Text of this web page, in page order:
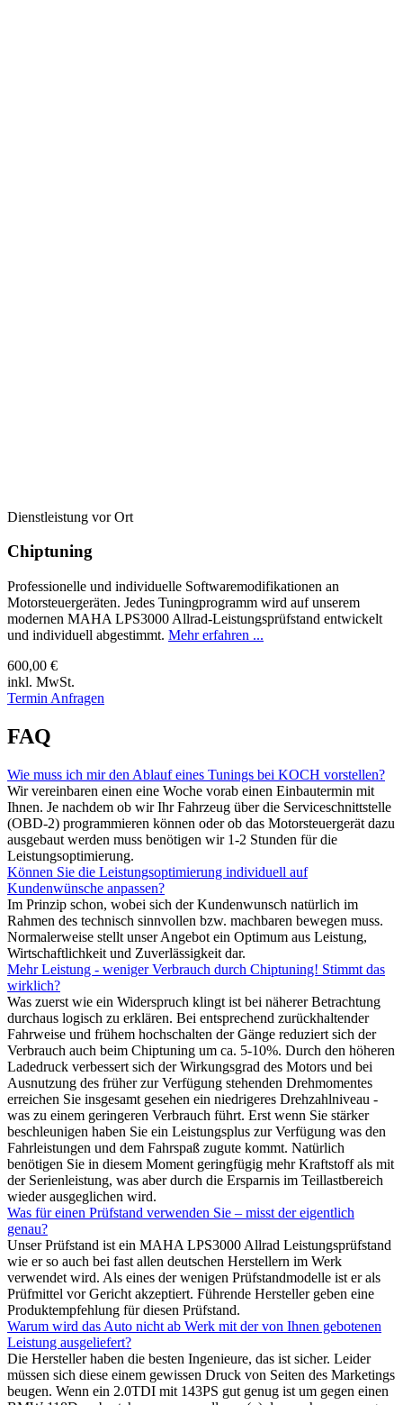
Dienstleistung vor Ort
Chiptuning
Professionelle und individuelle Softwaremodifikationen an
Motorsteuergeräten. Jedes Tuningprogramm wird auf unserem
modernen MAHA LPS3000 Allrad-Leistungsprüfstand entwickelt
und individuell abgestimmt. Mehr erfahren ...
600,00 €
inkl. MwSt.
Termin Anfragen
FAQ
Wie muss ich mir den Ablauf eines Tunings bei KOCH vorstellen?
Wir vereinbaren einen eine Woche vorab einen Einbautermin mit
Ihnen. Je nachdem ob wir Ihr Fahrzeug über die Serviceschnittstelle
(OBD-2) programmieren können oder ob das Motorsteuergerät dazu
ausgebaut werden muss benötigen wir 1-2 Stunden für die
Leistungsoptimierung.
Können Sie die Leistungsoptimierung individuell auf
Kundenwünsche anpassen?
Im Prinzip schon, wobei sich der Kundenwunsch natürlich im
Rahmen des technisch sinnvollen bzw. machbaren bewegen muss.
Normalerweise stellt unser Angebot ein Optimum aus Leistung,
Wirtschaftlichkeit und Zuverlässigkeit dar.
Mehr Leistung - weniger Verbrauch durch Chiptuning! Stimmt das
wirklich?
Was zuerst wie ein Widerspruch klingt ist bei näherer Betrachtung
durchaus logisch zu erklären. Bei entsprechend zurückhaltender
Fahrweise und frühem hochschalten der Gänge reduziert sich der
Verbrauch auch beim Chiptuning um ca. 5-10%. Durch den höheren
Ladedruck verbessert sich der Wirkungsgrad des Motors und bei
Ausnutzung des früher zur Verfügung stehenden Drehmomentes
erreichen Sie insgesamt gesehen ein niedrigeres Drehzahlniveau -
was zu einem geringeren Verbrauch führt. Erst wenn Sie stärker
beschleunigen haben Sie ein Leistungsplus zur Verfügung was den
Fahrleistungen und dem Fahrspaß zugute kommt. Natürlich
benötigen Sie in diesem Moment geringfügig mehr Kraftstoff als mit
der Serienleistung, was aber durch die Ersparnis im Teillastbereich
wieder ausgeglichen wird.
Was für einen Prüfstand verwenden Sie – misst der eigentlich
genau?
Unser Prüfstand ist ein MAHA LPS3000 Allrad Leistungsprüfstand
wie er so auch bei fast allen deutschen Herstellern im Werk
verwendet wird. Als eines der wenigen Prüfstandmodelle ist er als
Prüfmittel vor Gericht akzeptiert. Führende Hersteller geben eine
Produktempfehlung für diesen Prüfstand.
Warum wird das Auto nicht ab Werk mit der von Ihnen gebotenen
Leistung ausgeliefert?
Die Hersteller haben die besten Ingenieure, das ist sicher. Leider
müssen sich diese einem gewissen Druck von Seiten des Marketings
beugen. Wenn ein 2.0TDI mit 143PS gut genug ist um gegen einen